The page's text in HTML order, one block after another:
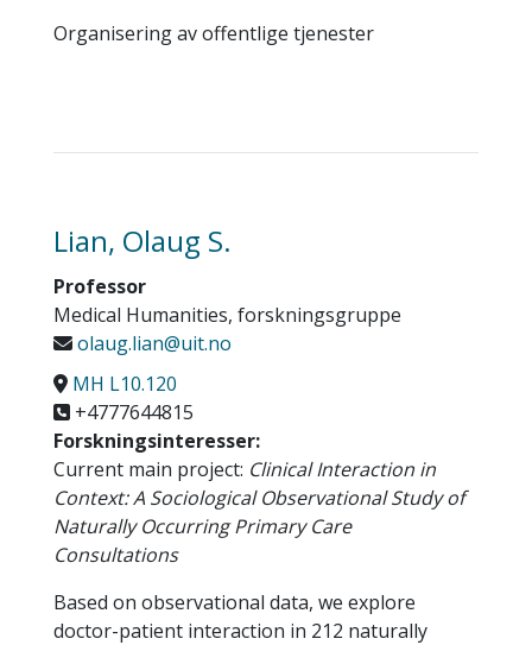
Organisering av offentlige tjenester
Lian, Olaug S.
Professor
Medical Humanities, forskningsgruppe
olaug.lian@uit.no
MH L10.120
+4777644815
Forskningsinteresser:
Current main project: Clinical Interaction in
Context: A Sociological Observational Study of
Naturally Occurring Primary Care
Consultations
Based on observational data, we explore
doctor-patient interaction in 212 naturally